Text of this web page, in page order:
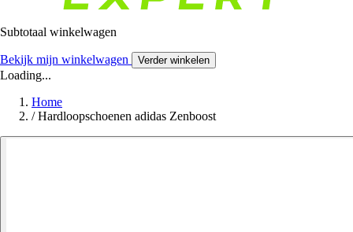
Subtotaal winkelwagen
Bekijk mijn winkelwagen Verder winkelen
Loading...
Home
/ Hardloopschoenen adidas Zenboost